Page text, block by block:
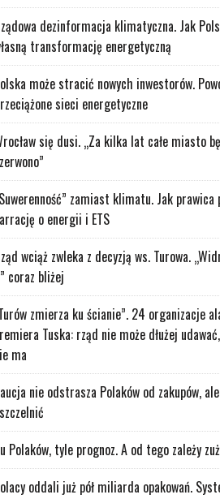
dezinformacja klimatyczna. Jak
transformację energetyczną
może stracić nowych inwestorów.
sieci energetyczne
się dusi. „Za kilka lat całe miasto
zamiast klimatu. Jak prawica
o energii i ETS
wciąż zwleka z decyzją ws. Turowa.
coraz bliżej
zmierza ku ścianie”. 24 organizacje
Tuska: rząd nie może dłużej
ma
nie odstrasza Polaków od zakupów,
Polaków, tyle prognoz. A od tego zależy
oddali już pół miliarda opakowań.